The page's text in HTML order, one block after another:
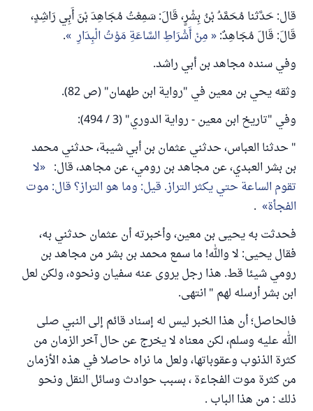
قال: حَدَّثنا مُحَمَّدُ بْنُ بِشْرٍ، قَالَ: سَمِعْتُ مُجَاهِدَ بْنَ أَبِي رَاشِدٍ،
قَالَ: قَالَ مُجَاهِدٌ: مِنْ أَشْرَاطِ السَّاعَةِ مَوْتُ الْبِدَارِ .
وفي سنده مجاهد بن أبي راشد.
وثقه يحي بن معين في "رواية ابن طهمان" (ص 82).
وفي "تاريخ ابن معين - رواية الدوري" (3 / 494):
" حدثنا العباس، حدثني عثمان بن أبي شيبة، حدثني محمد
بن بشر العبدي، عن مجاهد بن رومي، عن مجاهد، قال:
لا
تقوم الساعة حتي يكثر التراز. قيل: وما هو التراز؟ قال: موت
الفجأة .
فحدثت به يحيى بن معين، وأخبرته أن عثمان حدثني به،
فقال يحيى: لا والله! ما سمع محمد بن بشر من مجاهد بن
رومي شيئا قط. هذا رجل يروى عنه سفيان ونحوه، ولكن لعل
ابن بشر أرسله لهم " انتهى.
فالحاصل؛ أن هذا الخبر ليس له إسناد قائم إلى النبي صلى
الله عليه وسلم، لكن معناه لا يخرج عن حال آخر الزمان من
كثرة الذنوب وعقوباتها، ولعل ما نراه حاصلا في هذه الأزمان
من كثرة موت الفجاءة ، بسبب حوادث وسائل النقل ونحو
ذلك : من هذا الباب .